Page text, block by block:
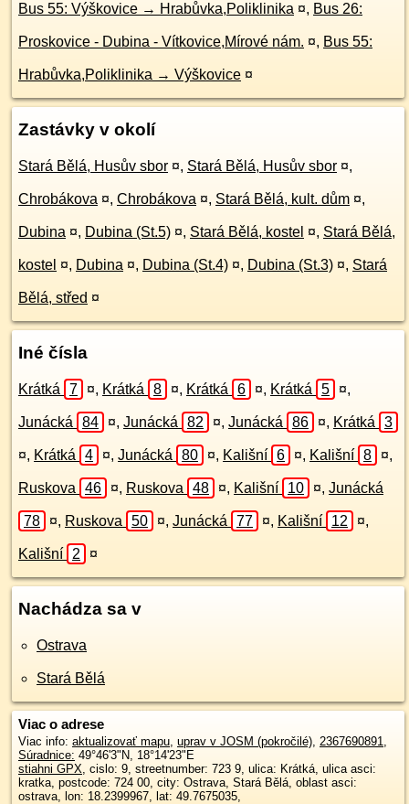
Bus 55: Výškovice → Hrabůvka,Poliklinika ¤, Bus 26:
Proskovice - Dubina - Vítkovice,Mírové nám. ¤, Bus 55:
Hrabůvka,Poliklinika → Výškovice ¤
Zastávky v okolí
Stará Bělá, Husův sbor ¤, Stará Bělá, Husův sbor ¤,
Chrobákova ¤, Chrobákova ¤, Stará Bělá, kult. dům ¤,
Dubina ¤, Dubina (St.5) ¤, Stará Bělá, kostel ¤, Stará Bělá,
kostel ¤, Dubina ¤, Dubina (St.4) ¤, Dubina (St.3) ¤, Stará
Bělá, střed ¤
Iné čísla
Krátká 7 ¤, Krátká 8 ¤, Krátká 6 ¤, Krátká 5 ¤,
Junácká 84 ¤, Junácká 82 ¤, Junácká 86 ¤, Krátká 3
¤, Krátká 4 ¤, Junácká 80 ¤, Kališní 6 ¤, Kališní 8 ¤,
Ruskova 46 ¤, Ruskova 48 ¤, Kališní 10 ¤, Junácká
78 ¤, Ruskova 50 ¤, Junácká 77 ¤, Kališní 12 ¤,
Kališní 2 ¤
Nachádza sa v
Ostrava
Stará Bělá
Viac o adrese
Viac info: aktualizovať mapu, uprav v JOSM (pokročilé), 2367690891,
Súradnice: 49°46'3"N, 18°14'23"E
stiahni GPX, cislo: 9, streetnumber: 723 9, ulica: Krátká, ulica asci:
kratka, postcode: 724 00, city: Ostrava, Stará Bělá, oblast asci:
ostrava, lon: 18.2399967, lat: 49.7675035,